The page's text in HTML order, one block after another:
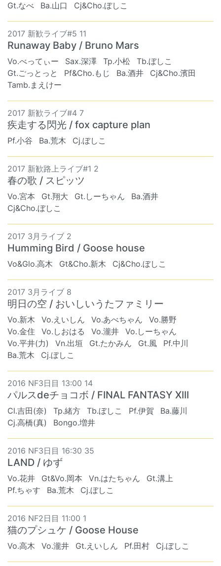
Gt.なべ
Ba.山口 Cj&Cho.ぼしこ
2017 新歓ライブ#5 11
Runaway Baby / Bruno Mars
Vo.べってぃー Sax.深澤 Tp.小松
Tb.ぼしこ
Gt.ごっとっと
Pf&Cho.もじ Ba.酒井
Cj&Cho.濱田
Tamb.まえけー
2017 新歓ライブ#4 7
疾走する閃光 / fox capture plan
Pf.小谷 Ba.荒木 Cj.ぼしこ
2017 新歓路上ライブ#1 2
春の歌 / スピッツ
Vo.宮本 Gt.翔大 Gt.しーちゃん
Ba.酒井
Cj&Cho.ぼしこ
2017 3月ライブ 2
Humming Bird / Goose house
Vo&Glo.高木 Gt&Cho.新木 Cj&Cho.ぼしこ
2017 3月ライブ 8
明日の空 / おいしいうたファミリー
Vo.新木 Vo.えいしん Vo.あべちゃん
Vo.勝野
Vo.金住
Vo.しおはる Vo.瀧井
Vo.しーちゃん
Vo.平井(力)
Vn.出垣 Gt.たかみん Gt.風
Pf.中川
Ba.荒木
Cj.ぼしこ
2016 NF3日目 13:00 14
パルスdeチョコボ / FINAL FANTASY XIII
Cl.吉田(奈) Tp.緒方 Tb.ぼしこ Pf.伊賀
Ba.藤川
Cj.高橋(真)
Bongo.増井
2016 NF3日目 16:30 35
LAND / ゆず
Vo.花井 Gt&Vo.岡本 Vn.はたちゃん
Gt.溝上
Pf.ちゃす
Ba.荒木 Cj.ぼしこ
2016 NF2日目 11:00 1
猫のプシュケ / Goose House
Vo.高木 Vo.瀧井 Gt.えいしん Pf.田村 Cj.ぼしこ